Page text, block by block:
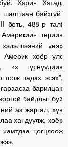
Харин Хятад,
байхгүй”
боть, 488-р тал)
төрийн
үеэр
хоёр улс
их гүрнүүдийн
чадах эсэх”,
барилцан
байдлыг буй
аз жаргал, хүн
хандуулж, хоёр
цогцлоож